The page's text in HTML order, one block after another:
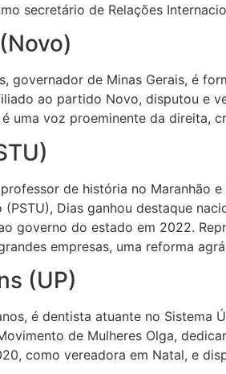
secretário de Relações
governador de Minas Gerais, é
ao partido Novo, disputou e
uma voz proeminente da direita,
de história no Maranhão
(PSTU), Dias ganhou destaque
governo do estado em 2022.
empresas, uma reforma
(UP)
é dentista atuante no Sistema
de Mulheres Olga,
como vereadora em Natal, e